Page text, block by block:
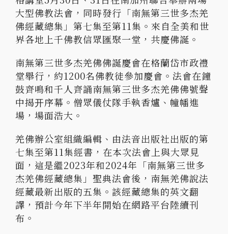
大型佛教法會，同時發行「南無第三世多杰羌
佛經藏總集」第七集至第11集。來自全美和世
界各地上千佛教信眾匯聚一堂，共慶佛誕。
南無第三世多杰羌佛佛誕慶會在格蘭岱市政禮
堂舉行，約1200名佛教徒參加慶會。法會在鐘
鼓齊鳴和千人齊誦南無第三世多杰羌佛佛號聲
中揭开序幕。僧眾儀仗隊手執香爐、幢幡進
場，場面浩大。
羌佛辦公室組織編輯、由法音出版社出版的第
七集至第11集經書，在本次法會上與大眾見
面，這是繼2023年和2024年「南無第三世多
杰羌佛經藏總集」聖典法會後，南無羌佛說法
經藏最新出版的五集。該經藏總集的英文翻
譯，預計今年下半年開始在網路平台陸續刊
布。